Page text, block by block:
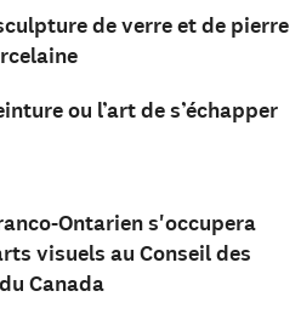
de verre et de pierre
ou l’art de s’échapper
Ontarien s'occupera
visuels au Conseil des
Canada